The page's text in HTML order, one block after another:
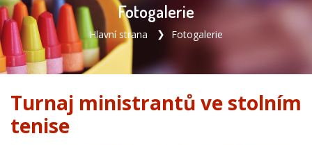
Fotogalerie
Hlavní strana Fotogalerie
Turnaj ministrantů ve stolním
tenise